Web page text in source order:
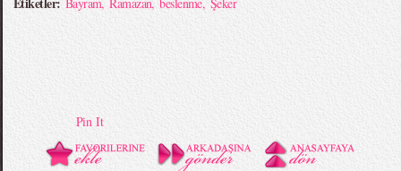
Pin It